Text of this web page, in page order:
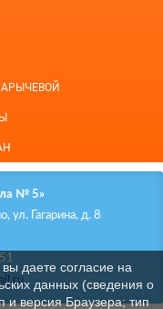
№ 5»
ул. Гагарина, д. 8
даете согласие на
данных (сведения о
и версия Браузера; тип